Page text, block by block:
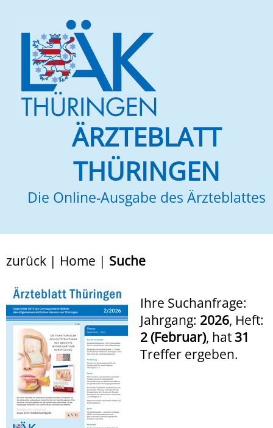
ÄRZTEBLATT
THÜRINGEN
Die Online-Ausgabe des Ärzteblattes
zurück | Home | Suche
Ihre Suchanfrage:
Jahrgang: 2026, Heft:
2 (Februar), hat 31
Treffer ergeben.